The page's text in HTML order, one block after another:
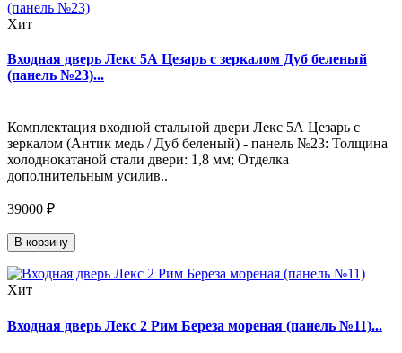
Хит
Входная дверь Лекс 5А Цезарь с зеркалом Дуб беленый
(панель №23)...
Комплектация входной стальной двери Лекс 5А Цезарь с
зеркалом (Антик медь / Дуб беленый) - панель №23: Толщина
холоднокатаной стали двери: 1,8 мм; Отделка
дополнительным усилив..
39000 ₽
В корзину
Хит
Входная дверь Лекс 2 Рим Береза мореная (панель №11)...